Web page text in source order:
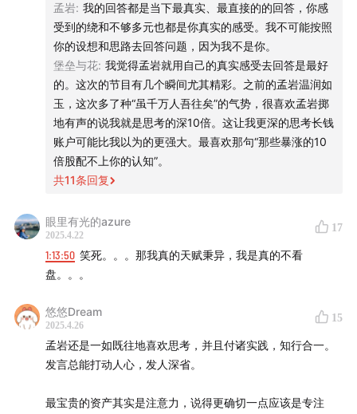
另外，在投资上追求更好的结果，拿市场先生的奖学金，也
是很多人希望在投资中做到的事情。并不是所有人都能在职
场上获得成功和足够增长的空间（从逻辑上想也是），更多
人在职业上也许是平平或者瓶颈，想花时间在投资上学习，
取得更好的成绩。这也是有些人选择长稳海，有些选择私募
公募，有些自己做个股的原因吧
孟岩: 我的回答都是当下最真实、最直接的的回答，你感
受到的绕和不够多元也都是你真实的感受。我不可能按照
你的设想和思路去回答问题，因为我不是你。
堡垒与花: 我觉得孟岩就用自己的真实感受去回答是最好
的。这次的节目有几个瞬间尤其精彩。之前的孟岩温润如
玉，这次多了种“虽千万人吾往矣”的气势，很喜欢孟岩掷
地有声的说我就是思考的深10倍。这让我更深的思考长钱
账户可能比我以为的更强大。最喜欢那句“那些暴涨的10
倍股配不上你的认知”。
共11条回复
眼里有光的azure
2025.4.22
17
1:13:50 笑死。。。那我真的天赋秉异，我是真的不看
盘。。。
悠悠Dream
2025.4.26
15
孟岩还是一如既往地喜欢思考，并且付诸实践，知行合一。
发言总能打动人心，发人深省。
最宝贵的资产其实是注意力，说得更确切一点应该是专注